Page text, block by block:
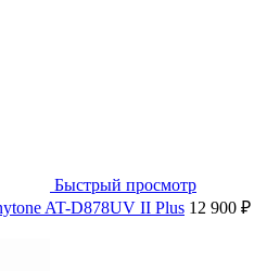
Быстрый просмотр
AT-D878UV II Plus 12 900 ₽